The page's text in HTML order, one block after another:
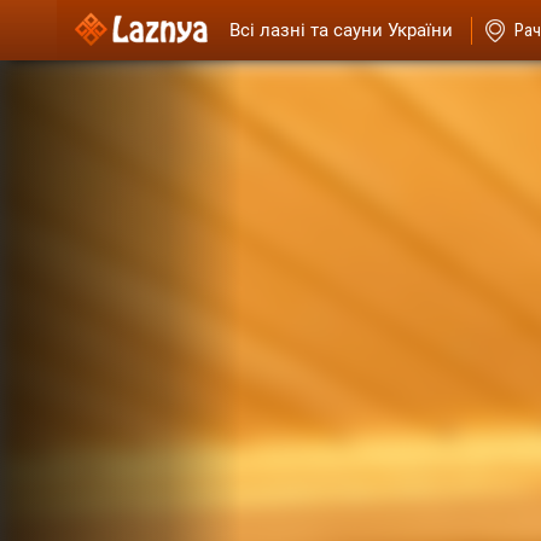
Всі лазні та сауни України